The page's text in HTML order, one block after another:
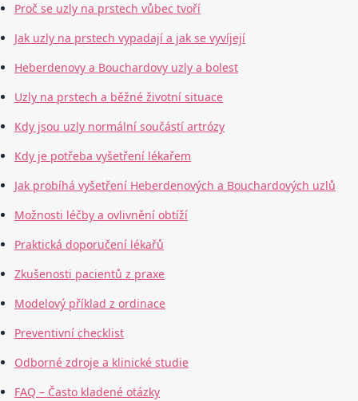
Proč se uzly na prstech vůbec tvoří
Jak uzly na prstech vypadají a jak se vyvíjejí
Heberdenovy a Bouchardovy uzly a bolest
Uzly na prstech a běžné životní situace
Kdy jsou uzly normální součástí artrózy
Kdy je potřeba vyšetření lékařem
Jak probíhá vyšetření Heberdenových a Bouchardových uzlů
Možnosti léčby a ovlivnění obtíží
Praktická doporučení lékařů
Zkušenosti pacientů z praxe
Modelový příklad z ordinace
Preventivní checklist
Odborné zdroje a klinické studie
FAQ – Často kladené otázky